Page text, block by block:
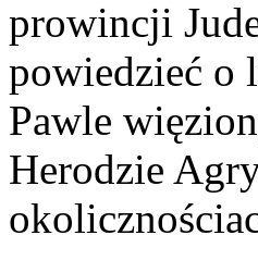
prowincji
powiedzieć o
Pawle
Herodzie